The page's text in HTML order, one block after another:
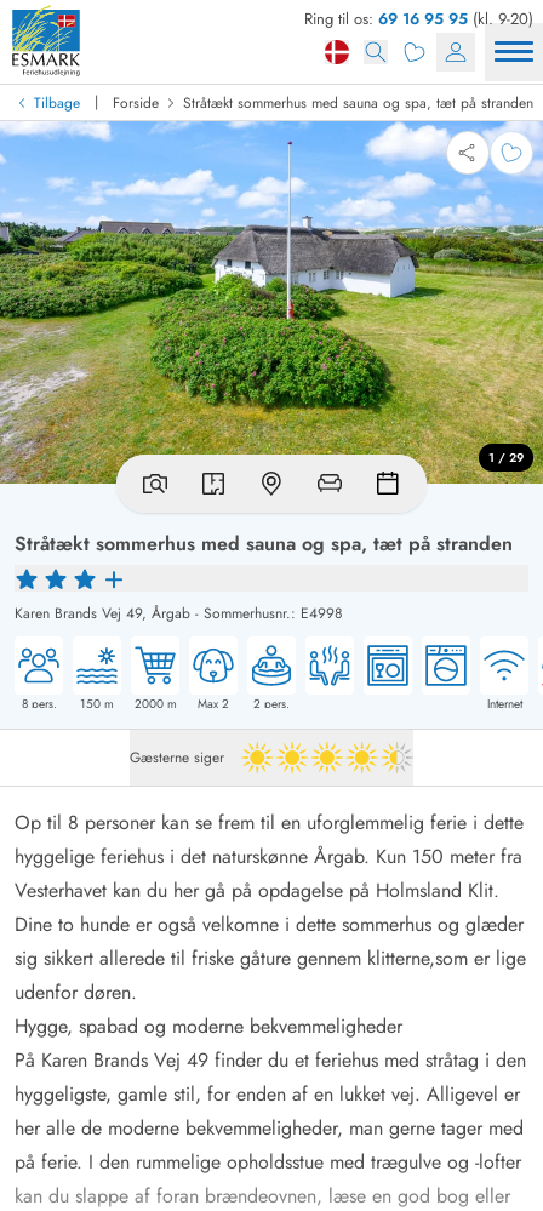
Ring til os: 69 16 95 95 (kl. 9-20)
Tilbage | Forside Stråtækt sommerhus med sauna og spa, tæt på stranden
Stråtækt sommerhus med sauna og spa, tæt på stranden
Karen Brands Vej 49, Årgab - Sommerhusnr.: E4998
8pers. 150 m 2000m Max 2 2 pers. Internet
1 / 29
Gæsterne siger 4.5 ud af 5
Op til 8 personer kan se frem til en uforglemmelig ferie i dette
hyggelige feriehus i det naturskønne Årgab. Kun 150 meter fra
Vesterhavet kan du her gå på opdagelse på Holmsland Klit.
Dine to hunde er også velkomne i dette sommerhus og glæder
sig sikkert allerede til friske gåture gennem klitterne,som er lige
udenfor døren.
Hygge, spabad og moderne bekvemmeligheder
På Karen Brands Vej 49 finder du et feriehus med stråtag i den
hyggeligste, gamle stil, for enden af en lukket vej. Alligevel er
her alle de moderne bekvemmeligheder, man gerne tager med
på ferie. I den rummelige opholdsstue med trægulve og -lofter
kan du slappe af foran brændeovnen, læse en god bog eller